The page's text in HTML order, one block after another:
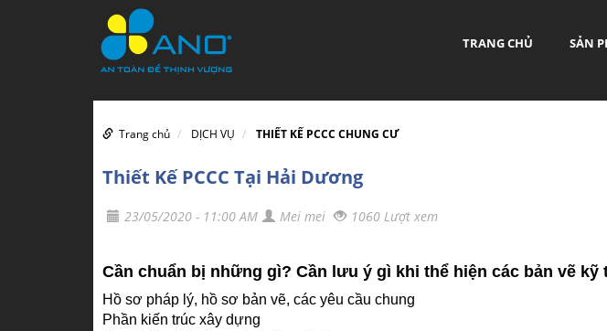
TRANG CHỦ SẢN
Trang chủ DỊCH VỤ THIẾT KẾ PCCC CHUNG CƯ
Thiết Kế PCCC Tại Hải Dương
23/05/2020 - 11:00 AM Mei mei 1060 Lượt xem
Cần chuẩn bị những gì? Cần lưu ý gì khi thể hiện các bản vẽ kỹ
Hồ sơ pháp lý, hồ sơ bản vẽ, các yêu cầu chung
Phần kiến trúc xây dựng